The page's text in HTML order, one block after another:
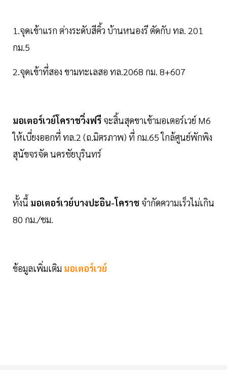
1.จุดเข้าแรก ต่างระดับสีคิ้ว บ้านหนองรี ตัดกับ ทล. 201
กม.5
2.จุดเข้าที่สอง ขามทะเลสอ ทล.2068 กม. 8+607
มอเตอร์เวย์โคราชวิ่งฟรี จะสิ้นสุดขาเข้ามอเตอร์เวย์ M6
ให้เบี่ยงออกที่ ทล.2 (ถ.มิตรภาพ) ที่ กม.65 ใกล้ศูนย์พักพิง
สุนัขจรจัด นครชัยบุรินทร์
ทั้งนี้ มอเตอร์เวย์บางปะอิน-โคราช จำกัดความเร็วไม่เกิน
80 กม./ชม.
ข้อมูลเพิ่มเติม มอเตอร์เวย์